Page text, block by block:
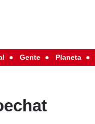
Gente Planeta